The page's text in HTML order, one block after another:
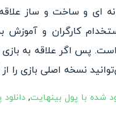
ای و ساخت و ساز علاقه
کارگران و آموزش
است. پس اگر علاقه به
نسخه اصلی بازی را از
,